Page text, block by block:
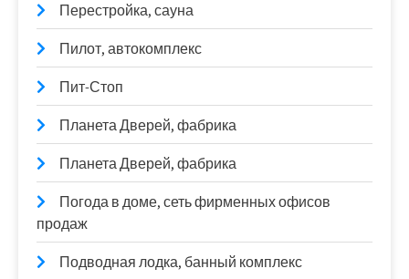
Перестройка, сауна
Пилот, автокомплекс
Пит-Стоп
Планета Дверей, фабрика
Планета Дверей, фабрика
Погода в доме, сеть фирменных офисов
продаж
Подводная лодка, банный комплекс